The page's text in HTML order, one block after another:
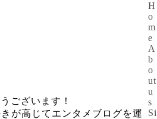
ございます！
が高じてエンタメブログを運
H
o
m
e
A
b
o
ut
u
s
Si